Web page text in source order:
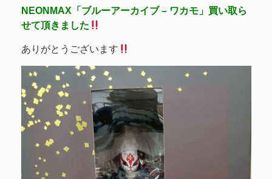
NEONMAX「ブルーアーカイブ – ワカモ」買い取ら
せて頂きました
ありがとうございます